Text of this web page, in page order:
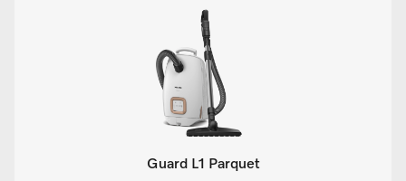
Guard L1 Parquet